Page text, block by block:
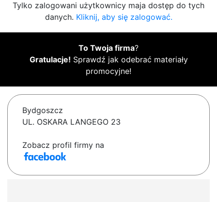
Tylko zalogowani użytkownicy maja dostęp do tych
danych. Kliknij, aby się zalogować.
To Twoja firma?
Gratulacje! Sprawdź jak odebrać materiały
promocyjne!
Bydgoszcz
UL. OSKARA LANGEGO 23
Zobacz profil firmy na